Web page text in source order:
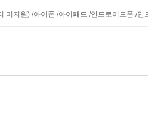
미지원) /아이폰 /아이패드 /안드로이드폰 /